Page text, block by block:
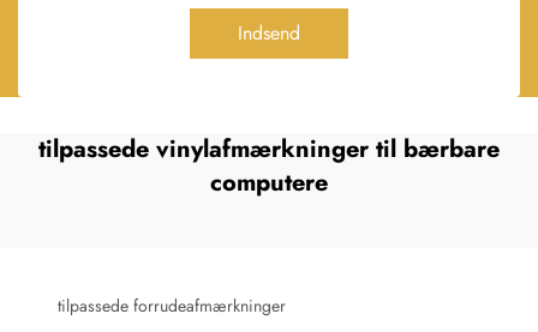
Indsend
tilpassede vinylafmærkninger til bærbare
computere
tilpassede forrudeafmærkninger